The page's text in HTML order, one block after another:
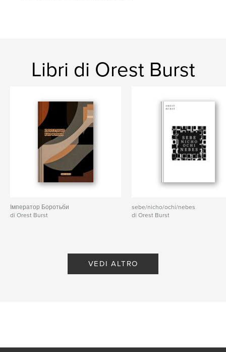
Libri di Orest Burst
Імператор Боротьби
di Orest Burst
sebe/nicho/ochi/nebes
di Orest Burst
VEDI ALTRO